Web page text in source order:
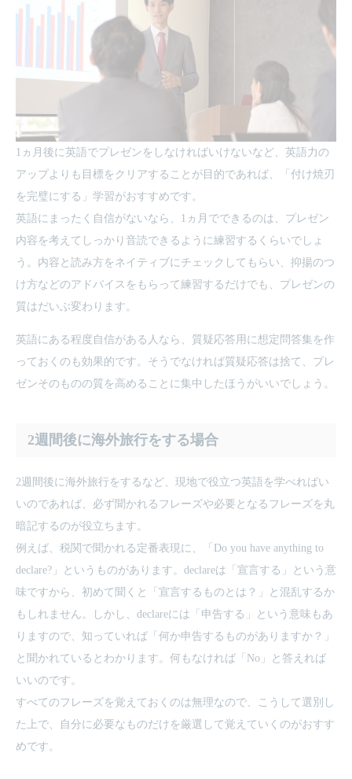
1ヵ月後に英語でプレゼンをしなければいけないなど、英語力の
アップよりも目標をクリアすることが目的であれば、「付け焼刃
を完璧にする」学習がおすすめです。
英語にまったく自信がないなら、1ヵ月でできるのは、プレゼン
内容を考えてしっかり音読できるように練習するくらいでしょ
う。内容と読み方をネイティブにチェックしてもらい、抑揚のつ
け方などのアドバイスをもらって練習するだけでも、プレゼンの
質はだいぶ変わります。
英語にある程度自信がある人なら、質疑応答用に想定問答集を作
っておくのも効果的です。そうでなければ質疑応答は捨て、プレ
ゼンそのものの質を高めることに集中したほうがいいでしょう。
2週間後に海外旅行をする場合
2週間後に海外旅行をするなど、現地で役立つ英語を学べればい
いのであれば、必ず聞かれるフレーズや必要となるフレーズを丸
暗記するのが役立ちます。
例えば、税関で聞かれる定番表現に、「Do you have anything to
declare?」というものがあります。declareは「宣言する」という意
味ですから、初めて聞くと「宣言するものとは？」と混乱するか
もしれません。しかし、declareには「申告する」という意味もあ
りますので、知っていれば「何か申告するものがありますか？」
と聞かれているとわかります。何もなければ「No」と答えれば
いいのです。
すべてのフレーズを覚えておくのは無理なので、こうして選別し
た上で、自分に必要なものだけを厳選して覚えていくのがおすす
めです。